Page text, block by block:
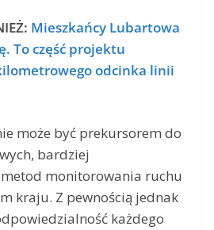
Mieszkańcy Lubartowa
To część projektu
odcinka linii
może być prekursorem do
bardziej
monitorowania ruchu
kraju. Z pewnością jednak
każdego